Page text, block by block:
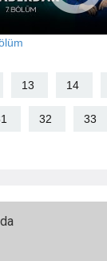
13 14
32 33